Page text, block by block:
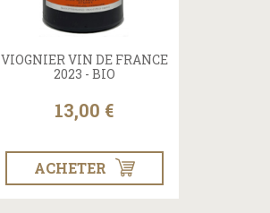
VIOGNIER VIN DE FRANCE
2023 - BIO
13,00 €
ACHETER